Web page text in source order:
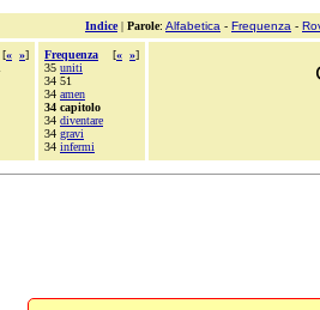
Indice| Parole: Alfabetica - Frequenza -
[« »]
Frequenza [« »]
35 uniti
34 51
34 amen
34 capitolo
34 diventare
34 gravi
34 infermi